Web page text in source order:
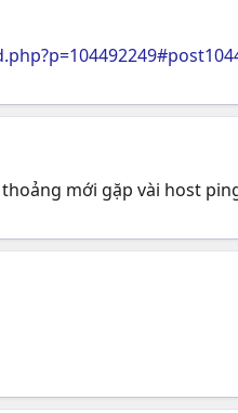
mới gặp vài host